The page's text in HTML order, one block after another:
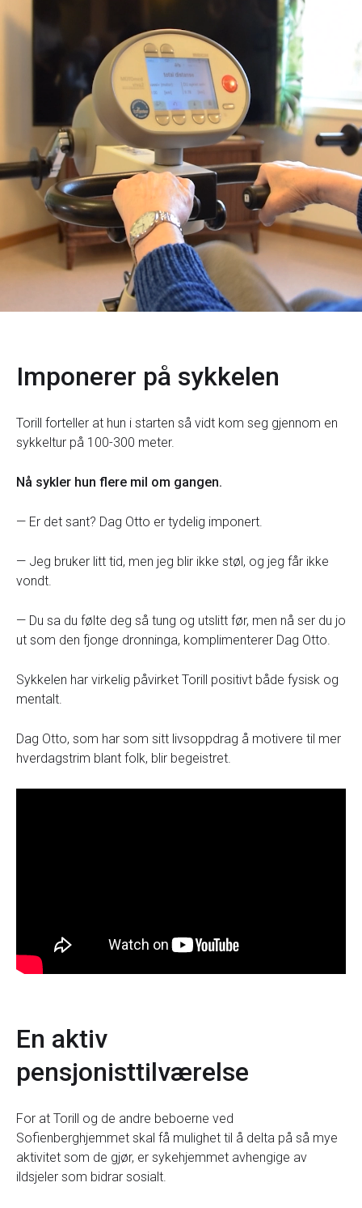
Imponerer på sykkelen
Torill forteller at hun i starten så vidt kom seg gjennom en
sykkeltur på 100-300 meter.
Nå sykler hun flere mil om gangen.
— Er det sant? Dag Otto er tydelig imponert.
— Jeg bruker litt tid, men jeg blir ikke støl, og jeg får ikke
vondt.
— Du sa du følte deg så tung og utslitt før, men nå ser du jo
ut som den fjonge dronninga, komplimenterer Dag Otto.
Sykkelen har virkelig påvirket Torill positivt både fysisk og
mentalt.
Dag Otto, som har som sitt livsoppdrag å motivere til mer
hverdagstrim blant folk, blir begeistret.
En aktiv
pensjonisttilværelse
For at Torill og de andre beboerne ved
Sofienberghjemmet skal få mulighet til å delta på så mye
aktivitet som de gjør, er sykehjemmet avhengige av
ildsjeler som bidrar sosialt.